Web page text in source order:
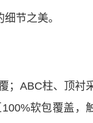
节之美。
；ABC柱、顶衬
软包覆盖，